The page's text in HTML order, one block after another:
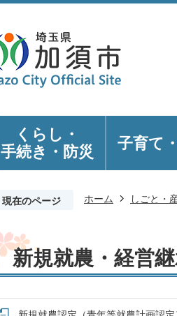
くらし・
手続き ・防災 子育て
現在のページ ホーム しごと・
新規就農・経営